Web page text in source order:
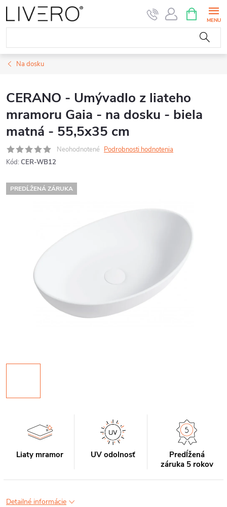
Prejsť
na
obsah
KOŠÍK
Na dosku
CERANO - Umývadlo z liateho
mramoru Gaia - na dosku - biela
matná - 55,5x35 cm
Neohodnotené Podrobnosti hodnotenia
Kód: CER-WB12
PREDĹŽENÁ ZÁRUKA
Liaty mramor UV odolnosť
Predĺžená
záruka 5 rokov
Detailné informácie